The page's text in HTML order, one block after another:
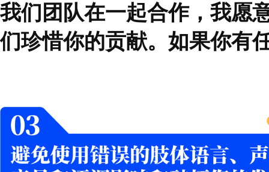
是漠然接受然后继续忙
作为一个信任和激励的
确您的目的是更好地了
问题，表明您愿意倾听